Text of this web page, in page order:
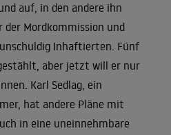
auf, in den andere ihn
Mordkommission und
Inhaftierten. Fünf
aber jetzt will er nur
Karl Sedlag, ein
hat andere Pläne mit
in eine uneinnehmbare